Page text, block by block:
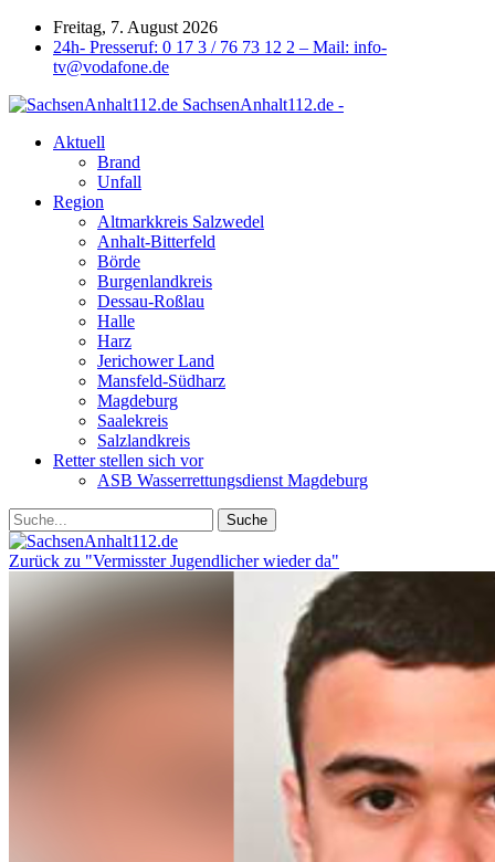
Freitag, 7. August 2026
24h- Presseruf: 0 17 3 / 76 73 12 2 – Mail: info-
tv@vodafone.de
SachsenAnhalt112.de -
Aktuell
Brand
Unfall
Region
Altmarkkreis Salzwedel
Anhalt-Bitterfeld
Börde
Burgenlandkreis
Dessau-Roßlau
Halle
Harz
Jerichower Land
Mansfeld-Südharz
Magdeburg
Saalekreis
Salzlandkreis
Retter stellen sich vor
ASB Wasserrettungsdienst Magdeburg
Zurück zu "Vermisster Jugendlicher wieder da"